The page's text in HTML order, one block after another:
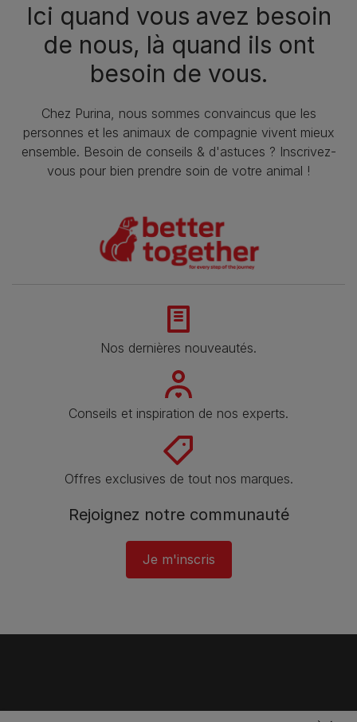
Ici quand vous avez besoin
de nous, là quand ils ont
besoin de vous.
Chez Purina, nous sommes convaincus que les
personnes et les animaux de compagnie vivent mieux
ensemble. Besoin de conseils & d'astuces ? Inscrivez-
vous pour bien prendre soin de votre animal !
Nos dernières nouveautés.
Conseils et inspiration de nos experts.
Offres exclusives de tout nos marques.
Rejoignez notre communauté
Je m'inscris